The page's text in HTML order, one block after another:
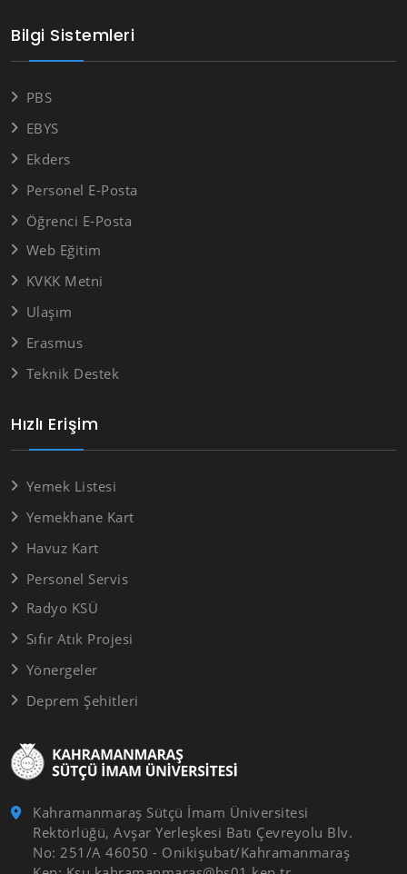
Kahramanmaraş Sütçü İmam Üniversitesi
Rektörlüğü, Avşar Yerleşkesi Batı Çevreyolu Blv.
No: 251/A 46050 - Onikişubat/Kahramanmaraş
Hızlı Erişim
Yemek Listesi
Yemekhane Kart
Havuz Kart
Personel Servis
Radyo KSÜ
Sıfır Atık Projesi
Yönergeler
Deprem Şehitleri
Bilgi Sistemleri
PBS
EBYS
Ekders
Personel E-Posta
Öğrenci E-Posta
Web Eğitim
KVKK Metni
Ulaşım
Erasmus
Teknik Destek